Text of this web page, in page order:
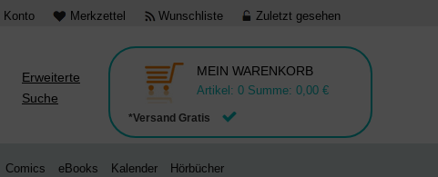
Konto Merkzettel Wunschliste Zuletzt gesehen
Erweiterte
Suche
*Versand Gratis
MEIN WARENKORB
Artikel: 0 Summe: 0,00 €
Comics eBooks Kalender Hörbücher